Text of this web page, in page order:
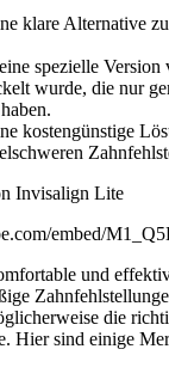
klare Alternative
spezielle
wurde, die nur
kostengünstige
Invisalign Lite
embed/
und
die
Hier sind einige